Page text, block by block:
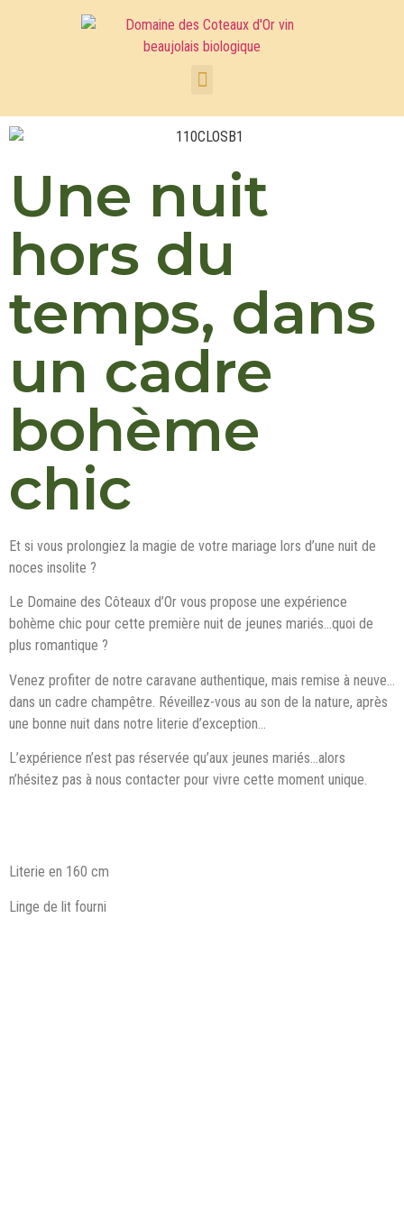
Une nuit
hors du
temps, dans
un cadre
bohème
chic
Et si vous prolongiez la magie de votre mariage lors d’une nuit de
noces insolite ?
Le Domaine des Côteaux d’Or vous propose une expérience
bohème chic pour cette première nuit de jeunes mariés…quoi de
plus romantique ?
Venez profiter de notre caravane authentique, mais remise à neuve…
dans un cadre champêtre. Réveillez-vous au son de la nature, après
une bonne nuit dans notre literie d’exception…
L’expérience n’est pas réservée qu’aux jeunes mariés…alors
n’hésitez pas à nous contacter pour vivre cette moment unique.
Literie en 160 cm
Linge de lit fourni